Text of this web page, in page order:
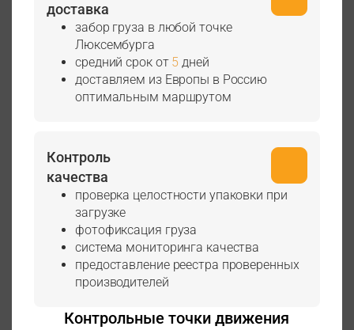
доставка
забор груза в любой точке
Люксембурга
средний срок от 5 дней
доставляем из Европы в Россию
оптимальным маршрутом
Контроль
качества
проверка целостности упаковки при
загрузке
фотофиксация груза
система мониторинга качества
предоставление реестра проверенных
производителей
Контрольные точки движения